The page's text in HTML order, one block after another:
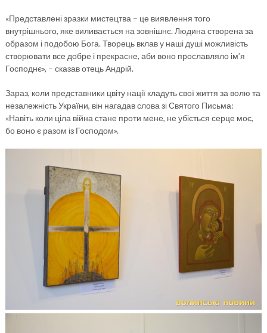
«Представлені зразки мистецтва – це виявлення того
внутрішнього, яке виливається на зовнішнє. Людина створена за
образом і подобою Бога. Творець вклав у наші душі можливість
створювати все добре і прекрасне, аби воно прославляло ім’я
Господнє», – сказав отець Андрій.
Зараз, коли представники цвіту нації кладуть свої життя за волю та
незалежність України, він нагадав слова зі Святого Письма:
«Навіть коли ціла війна стане проти мене, не убіється серце моє,
бо воно є разом із Господом».